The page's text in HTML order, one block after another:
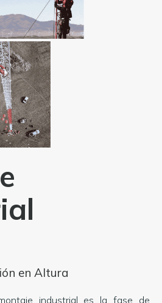
en Altura
industrial es la fase de